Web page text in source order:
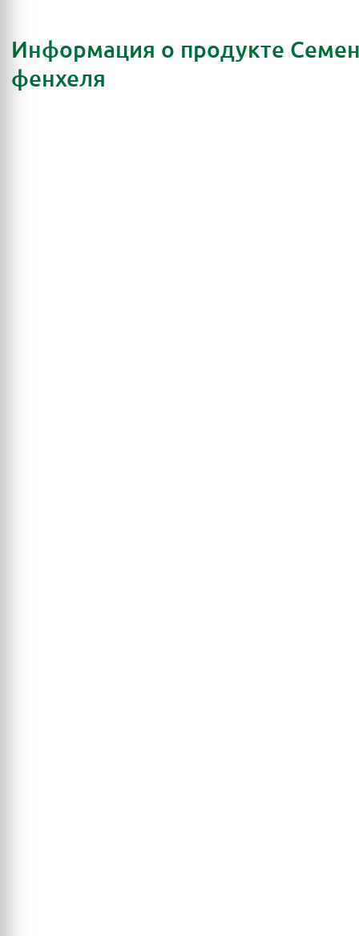
Информация о продукте
фенхеля